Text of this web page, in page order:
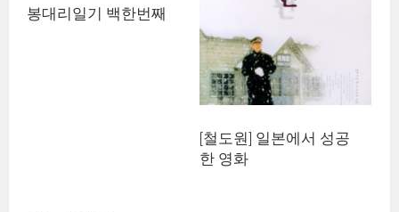
봉대리일기 백한번째
[철도원] 일본에서 성공
한 영화